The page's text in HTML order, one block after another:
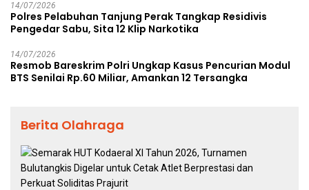
14/07/2026
Polres Pelabuhan Tanjung Perak Tangkap Residivis
Pengedar Sabu, Sita 12 Klip Narkotika
14/07/2026
Resmob Bareskrim Polri Ungkap Kasus Pencurian Modul
BTS Senilai Rp.60 Miliar, Amankan 12 Tersangka
Berita Olahraga